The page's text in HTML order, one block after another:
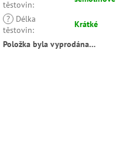
těstovin:
?
Délka
těstovin:
Krátké
Položka byla vyprodána…